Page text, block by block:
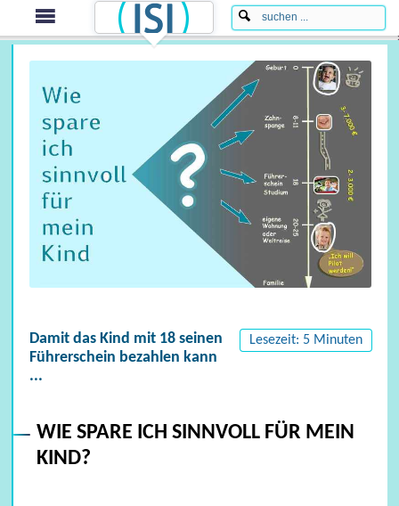
Lesezeit: 5 Minuten
Damit das Kind mit 18 seinen
Führerschein bezahlen kann
...
WIE SPARE ICH SINNVOLL FÜR MEIN
KIND?